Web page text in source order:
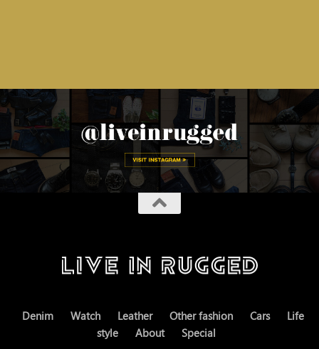
Denim Watch Leather Other fashion Cars
Life
style
About Special